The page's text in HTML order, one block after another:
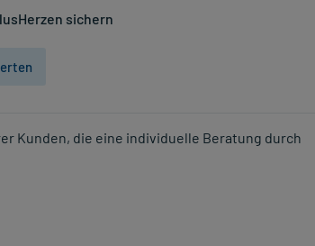
sichern
Kunden, die eine individuelle Beratung durch